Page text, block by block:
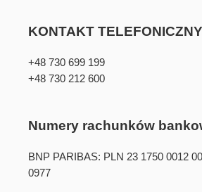
KONTAKT TELEFONICZNY
+48 730 699 199
+48 730 212 600
Numery rachunków
BNP PARIBAS: PLN 23 1750 0012
0977